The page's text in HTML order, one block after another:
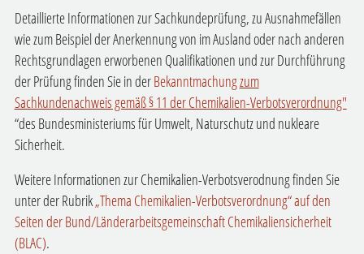
Detaillierte Informationen zur Sachkundeprüfung, zu Ausnahmefällen
wie zum Beispiel der Anerkennung von im Ausland oder nach anderen
Rechtsgrundlagen erworbenen Qualifikationen und zur Durchführung
der Prüfung finden Sie in derBekanntmachungzum
Sachkundenachweis gemäß § 11 der Chemikalien-Verbotsverordnung"
“des Bundesministeriums für Umwelt, Naturschutz und nukleare
Sicherheit.
Weitere Informationen zur Chemikalien-Verbotsverodnung finden Sie
unter der Rubrik„Thema Chemikalien-Verbotsverordnung“ auf den
Seiten der Bund/Länderarbeitsgemeinschaft Chemikaliensicherheit
(BLAC).